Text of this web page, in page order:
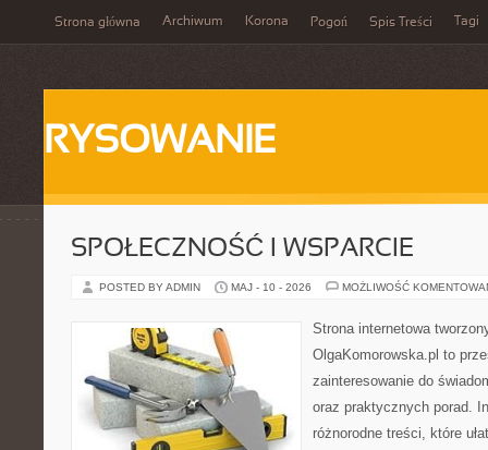
Strona główna Archiwum Korona Pogoń Spis Treści Tagi
RYSOWANIE
SPOŁECZNOŚĆ I WSPARCIE
POSTED BY ADMIN MAJ - 10 - 2026 MOŻLIWOŚĆ
Strona internetowa
OlgaKomorowska.pl to
zainteresowanie do
oraz praktycznych porad.
różnorodne treści, które